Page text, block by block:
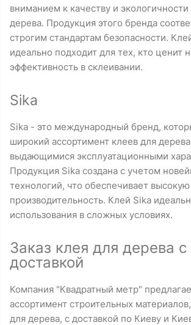
вниманием к качеству и
дерева. Продукция этого бренда
строгим стандартам безопасности.
идеально подходит для тех, кто ценит
эффективность в склеивании.
Sika
Sika - это международный бренд,
широкий ассортимент клеев для
выдающимися эксплуатационными
Продукция Sika создана с учетом
технологий, что обеспечивает высокую
производительность. Клей Sika
использования в сложных условиях.
Заказ клея для дерева с
доставкой
Компания "Квадратный метр"
ассортимент строительных
для дерева, с доставкой по Киеву и